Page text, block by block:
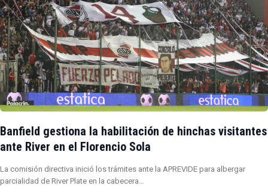
Banfield gestiona la habilitación de hinchas visitantes
ante River en el Florencio Sola
La comisión directiva inició los trámites ante la APREVIDE para albergar
parcialidad de River Plate en la cabecera…